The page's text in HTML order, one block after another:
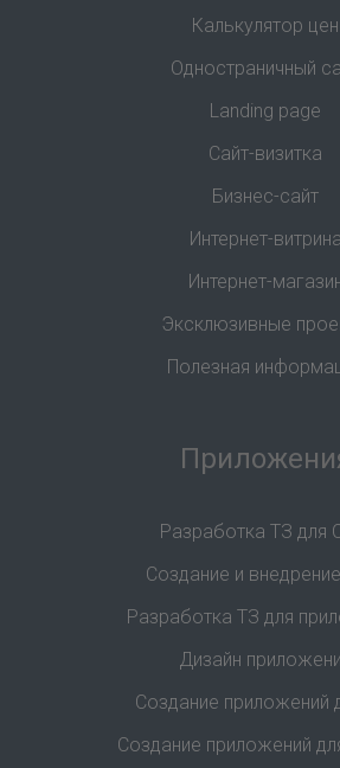
Калькулятор цен
Одностраничный
Landing page
Сайт-визитка
Бизнес-сайт
Интернет-витрина
Интернет-
Эксклюзивные
Полезная
Разработка ТЗ для
Создание и
Разработка ТЗ для
Дизайн
Создание приложений
Создание приложений